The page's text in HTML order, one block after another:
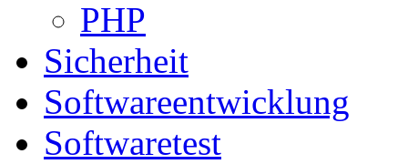
PHP
Sicherheit
Softwareentwicklung
Softwaretest